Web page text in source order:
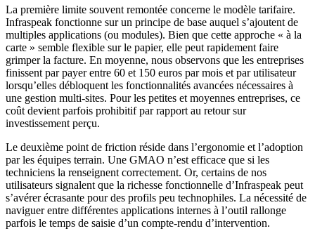
La première limite souvent remontée concerne le modèle tarifaire.
Infraspeak fonctionne sur un principe de base auquel s’ajoutent de
multiples applications (ou modules). Bien que cette approche « à la
carte » semble flexible sur le papier, elle peut rapidement faire
grimper la facture. En moyenne, nous observons que les entreprises
finissent par payer entre 60 et 150 euros par mois et par utilisateur
lorsqu’elles débloquent les fonctionnalités avancées nécessaires à
une gestion multi-sites. Pour les petites et moyennes entreprises, ce
coût devient parfois prohibitif par rapport au retour sur
investissement perçu.
Le deuxième point de friction réside dans l’ergonomie et l’adoption
par les équipes terrain. Une GMAO n’est efficace que si les
techniciens la renseignent correctement. Or, certains de nos
utilisateurs signalent que la richesse fonctionnelle d’Infraspeak peut
s’avérer écrasante pour des profils peu technophiles. La nécessité de
naviguer entre différentes applications internes à l’outil rallonge
parfois le temps de saisie d’un compte-rendu d’intervention.